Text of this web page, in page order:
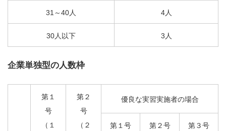
31～40人 4人
30人以下 3人
企業単独型の人数枠
第１
号
（１
第２
号
（２
優良な実習実施者の場合
第１号
第２号
第３号